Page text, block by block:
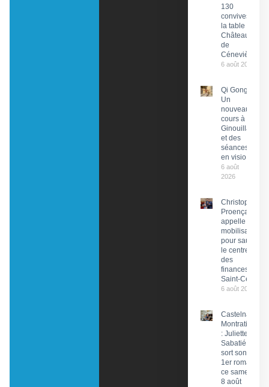
130
convives à
la table du
Château
de
Cénevières
6 août 2026
Qi Gong :
Un
nouveau
cours à
Ginouillac
et des
séances
en visio
6 août
2026
Christophe
Proença
appelle à la
mobilisation
pour sauver
le centre
des
finances de
Saint-Céré
6 août 2026
Castelnau-
Montratier
: Juliette
Sabatié
sort son
1er roman
ce samedi
8 août